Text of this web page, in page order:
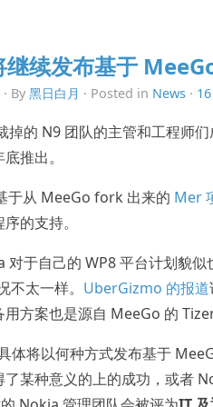
继续发布基于
By 黑日白月 · Posted in News·
掉的 N9 团队的主管和工程师
推出。
于从 MeeGo fork 出来的 Mer
的支持。
对于自己的 WP8 平台计划貌
不太一样。 UberGizmo 的报道
用方案也是源自 MeeGo 的
体将以何种方式发布基于
了某种意义的上的成功，或者